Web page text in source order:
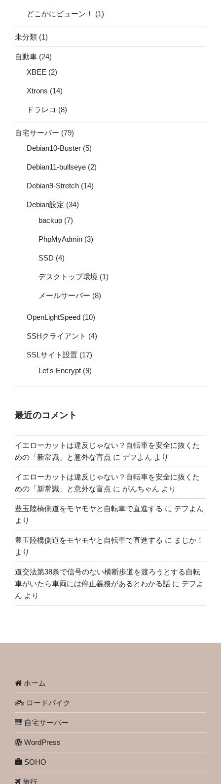
どこかにビューン！ (1)
未分類 (1)
自動車 (24)
XBEE (2)
Xtrons (14)
ドラレコ (8)
自宅サーバー (79)
Debian10-Buster (5)
Debian11-bullseye (2)
Debian9-Stretch (14)
Debian設定 (34)
backup (7)
PhpMyAdmin (3)
SSD (4)
デスクトップ環境 (1)
メールサーバー (8)
OpenLightSpeed (10)
SSHクライアント (4)
SSLサイト設置 (17)
Let's Encrypt (9)
最近のコメント
イエローカットは違反じゃない？自転車を安全に抜くた
めの「新常識」と意外な盲点 に デフよん より
イエローカットは違反じゃない？自転車を安全に抜くた
めの「新常識」と意外な盲点 に がんちゃん より
豊玉陸橋側道をモヤモヤと自転車で直進する に デフよん
より
豊玉陸橋側道をモヤモヤと自転車で直進する に まじか！
より
道交法第38条で信号のない横断歩道を渡ろうとする自転
車がいたら車両には停止義務があるとわかる話 に デフよ
ん より
ホーム
ロードバイク
自宅サーバー
WordPress
SOHO
旅行